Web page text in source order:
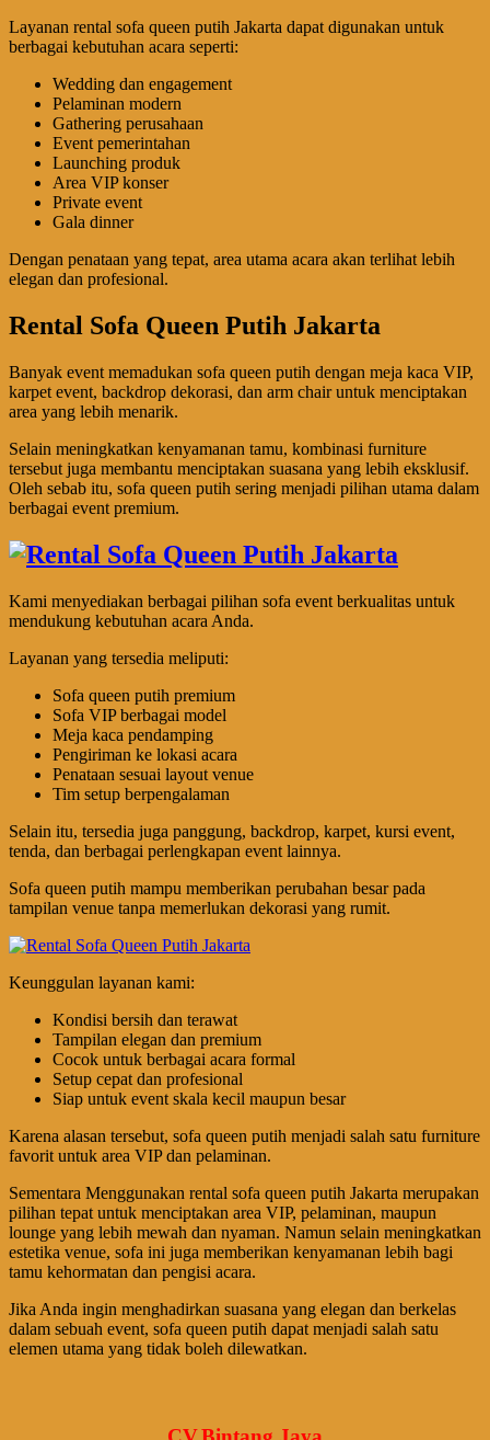
Layanan rental sofa queen putih Jakarta dapat digunakan untuk
berbagai kebutuhan acara seperti:
Wedding dan engagement
Pelaminan modern
Gathering perusahaan
Event pemerintahan
Launching produk
Area VIP konser
Private event
Gala dinner
Dengan penataan yang tepat, area utama acara akan terlihat lebih
elegan dan profesional.
Rental Sofa Queen Putih Jakarta
Banyak event memadukan sofa queen putih dengan meja kaca VIP,
karpet event, backdrop dekorasi, dan arm chair untuk menciptakan
area yang lebih menarik.
Selain meningkatkan kenyamanan tamu, kombinasi furniture
tersebut juga membantu menciptakan suasana yang lebih eksklusif.
Oleh sebab itu, sofa queen putih sering menjadi pilihan utama dalam
berbagai event premium.
Kami menyediakan berbagai pilihan sofa event berkualitas untuk
mendukung kebutuhan acara Anda.
Layanan yang tersedia meliputi:
Sofa queen putih premium
Sofa VIP berbagai model
Meja kaca pendamping
Pengiriman ke lokasi acara
Penataan sesuai layout venue
Tim setup berpengalaman
Selain itu, tersedia juga panggung, backdrop, karpet, kursi event,
tenda, dan berbagai perlengkapan event lainnya.
Sofa queen putih mampu memberikan perubahan besar pada
tampilan venue tanpa memerlukan dekorasi yang rumit.
Keunggulan layanan kami:
Kondisi bersih dan terawat
Tampilan elegan dan premium
Cocok untuk berbagai acara formal
Setup cepat dan profesional
Siap untuk event skala kecil maupun besar
Karena alasan tersebut, sofa queen putih menjadi salah satu furniture
favorit untuk area VIP dan pelaminan.
Sementara Menggunakan rental sofa queen putih Jakarta merupakan
pilihan tepat untuk menciptakan area VIP, pelaminan, maupun
lounge yang lebih mewah dan nyaman. Namun selain meningkatkan
estetika venue, sofa ini juga memberikan kenyamanan lebih bagi
tamu kehormatan dan pengisi acara.
Jika Anda ingin menghadirkan suasana yang elegan dan berkelas
dalam sebuah event, sofa queen putih dapat menjadi salah satu
elemen utama yang tidak boleh dilewatkan.